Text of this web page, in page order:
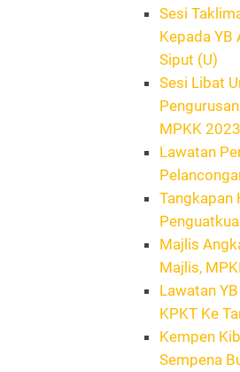
Sesi
Kepada YB
Siput (U)
Sesi Libat
MPKK 2023
Lawatan
Tangkapan
Majlis
Majlis,
Lawatan
KPKT Ke
Kempen
Sempena